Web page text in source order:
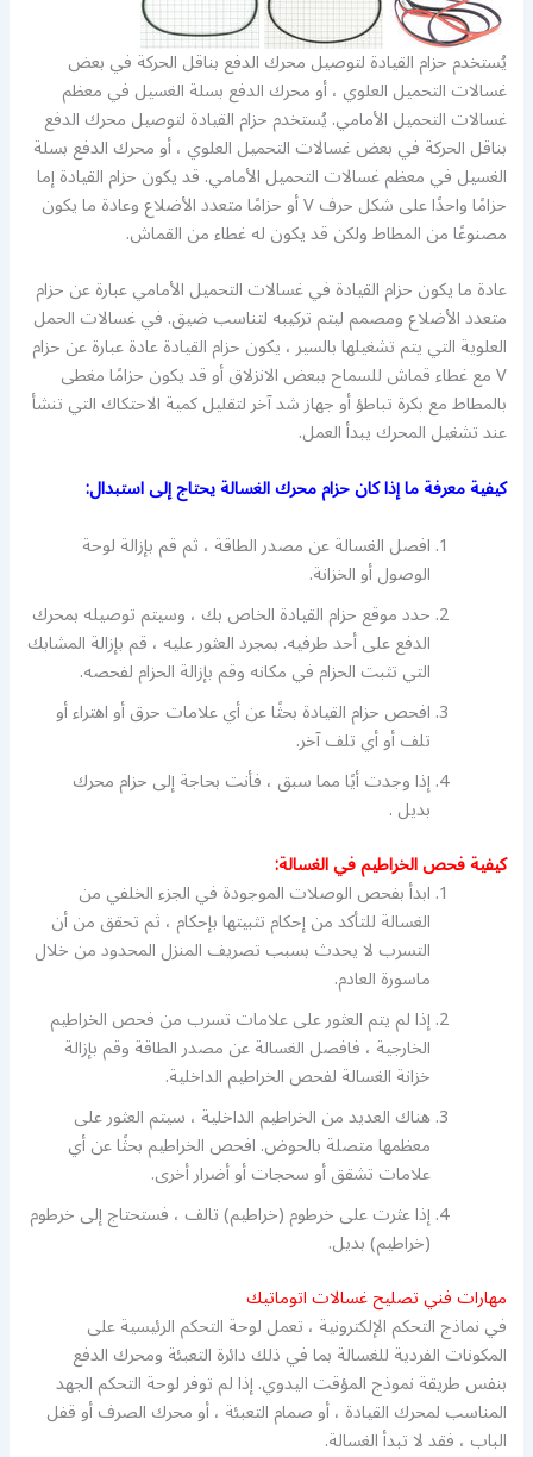
يُستخدم حزام القيادة لتوصيل محرك الدفع بناقل الحركة في بعض
غسالات التحميل العلوي ، أو محرك الدفع بسلة الغسيل في معظم
غسالات التحميل الأمامي. يُستخدم حزام القيادة لتوصيل محرك الدفع
بناقل الحركة في بعض غسالات التحميل العلوي ، أو محرك الدفع بسلة
الغسيل في معظم غسالات التحميل الأمامي. قد يكون حزام القيادة إما
حزامًا واحدًا على شكل حرف V أو حزامًا متعدد الأضلاع وعادة ما يكون
مصنوعًا من المطاط ولكن قد يكون له غطاء من القماش.
عادة ما يكون حزام القيادة في غسالات التحميل الأمامي عبارة عن حزام
متعدد الأضلاع ومصمم ليتم تركيبه لتناسب ضيق. في غسالات الحمل
العلوية التي يتم تشغيلها بالسير ، يكون حزام القيادة عادة عبارة عن حزام
V مع غطاء قماش للسماح ببعض الانزلاق أو قد يكون حزامًا مغطى
بالمطاط مع بكرة تباطؤ أو جهاز شد آخر لتقليل كمية الاحتكاك التي تنشأ
عند تشغيل المحرك يبدأ العمل.
كيفية معرفة ما إذا كان حزام محرك الغسالة يحتاج إلى استبدال:
افصل الغسالة عن مصدر الطاقة ، ثم قم بإزالة لوحة
الوصول أو الخزانة.
حدد موقع حزام القيادة الخاص بك ، وسيتم توصيله بمحرك
الدفع على أحد طرفيه. بمجرد العثور عليه ، قم بإزالة المشابك
التي تثبت الحزام في مكانه وقم بإزالة الحزام لفحصه.
افحص حزام القيادة بحثًا عن أي علامات حرق أو اهتراء أو
تلف أو أي تلف آخر.
إذا وجدت أيًا مما سبق ، فأنت بحاجة إلى حزام محرك
بديل .
كيفية فحص الخراطيم في الغسالة:
ابدأ بفحص الوصلات الموجودة في الجزء الخلفي من
الغسالة للتأكد من إحكام تثبيتها بإحكام ، ثم تحقق من أن
التسرب لا يحدث بسبب تصريف المنزل المحدود من خلال
ماسورة العادم.
إذا لم يتم العثور على علامات تسرب من فحص الخراطيم
الخارجية ، فافصل الغسالة عن مصدر الطاقة وقم بإزالة
خزانة الغسالة لفحص الخراطيم الداخلية.
هناك العديد من الخراطيم الداخلية ، سيتم العثور على
معظمها متصلة بالحوض. افحص الخراطيم بحثًا عن أي
علامات تشقق أو سحجات أو أضرار أخرى.
إذا عثرت على خرطوم (خراطيم) تالف ، فستحتاج إلى خرطوم
(خراطيم) بديل.
مهارات فني تصليح غسالات اتوماتيك
في نماذج التحكم الإلكترونية ، تعمل لوحة التحكم الرئيسية على
المكونات الفردية للغسالة بما في ذلك دائرة التعبئة ومحرك الدفع
بنفس طريقة نموذج المؤقت اليدوي. إذا لم توفر لوحة التحكم الجهد
المناسب لمحرك القيادة ، أو صمام التعبئة ، أو محرك الصرف أو قفل
الباب ، فقد لا تبدأ الغسالة.